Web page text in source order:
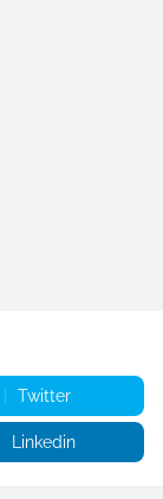
Twitter
Linkedin